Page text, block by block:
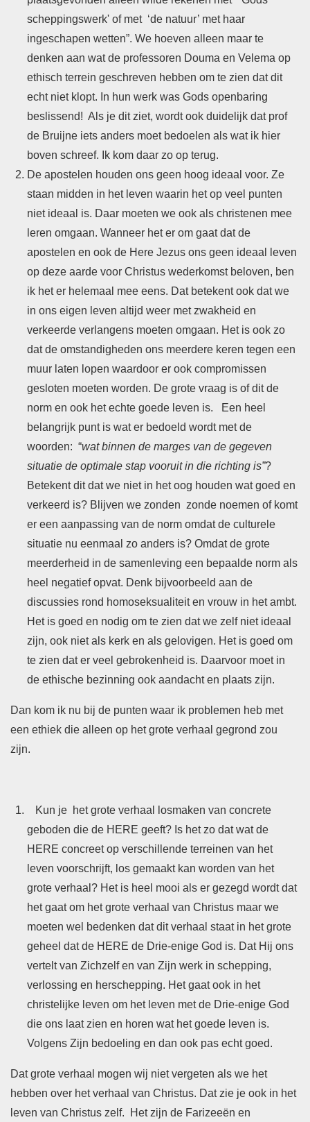
scheppingswerk' of met ‘de natuur’ met haar
ingeschapen wetten”. We hoeven alleen maar te
denken aan wat de professoren Douma en Velema op
ethisch terrein geschreven hebben om te zien dat dit
echt niet klopt. In hun werk was Gods openbaring
beslissend! Als je dit ziet, wordt ook duidelijk dat prof
de Bruijne iets anders moet bedoelen als wat ik hier
boven schreef. Ik kom daar zo op terug.
De apostelen houden ons geen hoog ideaal voor. Ze
staan midden in het leven waarin het op veel punten
niet ideaal is. Daar moeten we ook als christenen mee
leren omgaan. Wanneer het er om gaat dat de
apostelen en ook de Here Jezus ons geen ideaal leven
op deze aarde voor Christus wederkomst beloven, ben
ik het er helemaal mee eens. Dat betekent ook dat we
in ons eigen leven altijd weer met zwakheid en
verkeerde verlangens moeten omgaan. Het is ook zo
dat de omstandigheden ons meerdere keren tegen een
muur laten lopen waardoor er ook compromissen
gesloten moeten worden. De grote vraag is of dit de
norm en ook het echte goede leven is. Een heel
belangrijk punt is wat er bedoeld wordt met de
woorden: “wat binnen de marges van de gegeven
situatie de optimale stap vooruit in die richting is”?
Betekent dit dat we niet in het oog houden wat goed en
verkeerd is? Blijven we zonden zonde noemen of komt
er een aanpassing van de norm omdat de culturele
situatie nu eenmaal zo anders is? Omdat de grote
meerderheid in de samenleving een bepaalde norm als
heel negatief opvat. Denk bijvoorbeeld aan de
discussies rond homoseksualiteit en vrouw in het ambt.
Het is goed en nodig om te zien dat we zelf niet ideaal
zijn, ook niet als kerk en als gelovigen. Het is goed om
te zien dat er veel gebrokenheid is. Daarvoor moet in
de ethische bezinning ook aandacht en plaats zijn.
Dan kom ik nu bij de punten waar ik problemen heb met
een ethiek die alleen op het grote verhaal gegrond zou
zijn.
Kun je het grote verhaal losmaken van concrete
geboden die de HERE geeft? Is het zo dat wat de
HERE concreet op verschillende terreinen van het
leven voorschrijft, los gemaakt kan worden van het
grote verhaal? Het is heel mooi als er gezegd wordt dat
het gaat om het grote verhaal van Christus maar we
moeten wel bedenken dat dit verhaal staat in het grote
geheel dat de HERE de Drie-enige God is. Dat Hij ons
vertelt van Zichzelf en van Zijn werk in schepping,
verlossing en herschepping. Het gaat ook in het
christelijke leven om het leven met de Drie-enige God
die ons laat zien en horen wat het goede leven is.
Volgens Zijn bedoeling en dan ook pas echt goed.
Dat grote verhaal mogen wij niet vergeten als we het
hebben over het verhaal van Christus. Dat zie je ook in het
leven van Christus zelf. Het zijn de Farizeeën en